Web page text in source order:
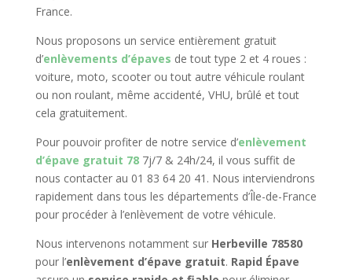
France.
Nous proposons un service entièrement gratuit
d’enlèvements d’épaves de tout type 2 et 4 roues :
voiture, moto, scooter ou tout autre véhicule roulant
ou non roulant, même accidenté, VHU, brûlé et tout
cela gratuitement.
Pour pouvoir profiter de notre service d’enlèvement
d’épave gratuit 787j/7 & 24h/24, il vous suffit de
nous contacter au 01 83 64 20 41. Nous interviendrons
rapidement dans tous les départements d’Île-de-France
pour procéder à l’enlèvement de votre véhicule.
Nous intervenons notamment sur Herbeville 78580
pour l’enlèvement d’épave gratuit. Rapid Épave